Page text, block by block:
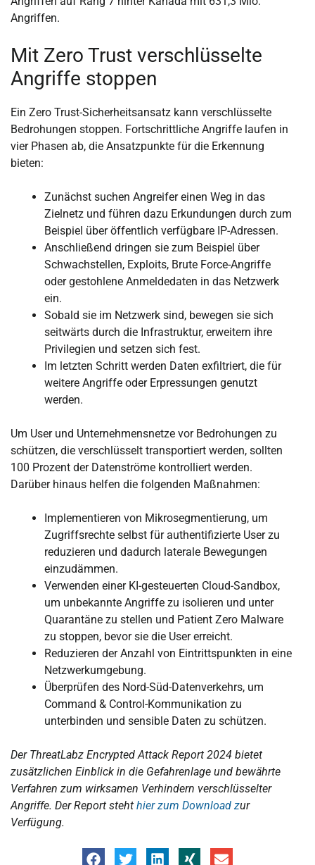
Angriffen.
Mit Zero Trust verschlüsselte
Angriffe stoppen
Ein Zero Trust-Sicherheitsansatz kann verschlüsselte
Bedrohungen stoppen. Fortschrittliche Angriffe laufen in
vier Phasen ab, die Ansatzpunkte für die Erkennung
bieten:
Zunächst suchen Angreifer einen Weg in das
Zielnetz und führen dazu Erkundungen durch zum
Beispiel über öffentlich verfügbare IP-Adressen.
Anschließend dringen sie zum Beispiel über
Schwachstellen, Exploits, Brute Force-Angriffe
oder gestohlene Anmeldedaten in das Netzwerk
ein.
Sobald sie im Netzwerk sind, bewegen sie sich
seitwärts durch die Infrastruktur, erweitern ihre
Privilegien und setzen sich fest.
Im letzten Schritt werden Daten exfiltriert, die für
weitere Angriffe oder Erpressungen genutzt
werden.
Um User und Unternehmensnetze vor Bedrohungen zu
schützen, die verschlüsselt transportiert werden, sollten
100 Prozent der Datenströme kontrolliert werden.
Darüber hinaus helfen die folgenden Maßnahmen:
Implementieren von Mikrosegmentierung, um
Zugriffsrechte selbst für authentifizierte User zu
reduzieren und dadurch laterale Bewegungen
einzudämmen.
Verwenden einer KI-gesteuerten Cloud-Sandbox,
um unbekannte Angriffe zu isolieren und unter
Quarantäne zu stellen und Patient Zero Malware
zu stoppen, bevor sie die User erreicht.
Reduzieren der Anzahl von Eintrittspunkten in eine
Netzwerkumgebung.
Überprüfen des Nord-Süd-Datenverkehrs, um
Command & Control-Kommunikation zu
unterbinden und sensible Daten zu schützen.
Der ThreatLabz Encrypted Attack Report 2024 bietet
zusätzlichen Einblick in die Gefahrenlage und bewährte
Verfahren zum wirksamen Verhindern verschlüsselter
Angriffe. Der Report steht hier zum Download zur
Verfügung.